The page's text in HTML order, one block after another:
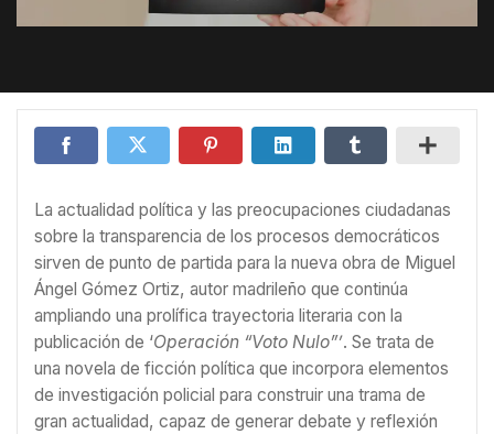
La actualidad política y las preocupaciones ciudadanas
sobre la transparencia de los procesos democráticos
sirven de punto de partida para la nueva obra de Miguel
Ángel Gómez Ortiz, autor madrileño que continúa
ampliando una prolífica trayectoria literaria con la
publicación de ‘Operación “Voto Nulo”’. Se trata de
una novela de ficción política que incorpora elementos
de investigación policial para construir una trama de
gran actualidad, capaz de generar debate y reflexión